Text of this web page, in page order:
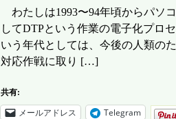
わたしは1993〜94年頃からパソ
してDTPという作業の電子化プロ
いう年代としては、今後の人類の
対応作戦に取り […]
共有:
メールアドレス Telegram